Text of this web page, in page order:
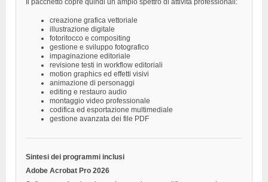
creazione grafica vettoriale
illustrazione digitale
fotoritocco e compositing
gestione e sviluppo fotografico
impaginazione editoriale
revisione testi in workflow editoriali
motion graphics ed effetti visivi
animazione di personaggi
editing e restauro audio
montaggio video professionale
codifica ed esportazione multimediale
gestione avanzata dei file PDF
Sintesi dei programmi inclusi
Adobe Acrobat Pro 2026